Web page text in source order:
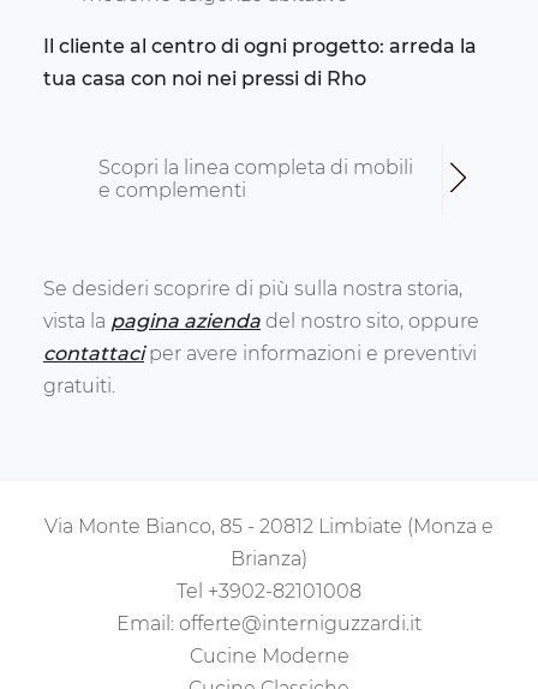
Il cliente al centro di ogni progetto: arreda la
tua casa con noi nei pressi di Rho
Scopri la linea completa di mobili
e complementi
Se desideri scoprire di più sulla nostra storia,
vista la pagina azienda del nostro sito, oppure
contattaciper avere informazioni e preventivi
gratuiti.
Via Monte Bianco, 85 - 20812 Limbiate (Monza e
Brianza)
Tel +3902-82101008
Email: offerte@interniguzzardi.it
Cucine Moderne